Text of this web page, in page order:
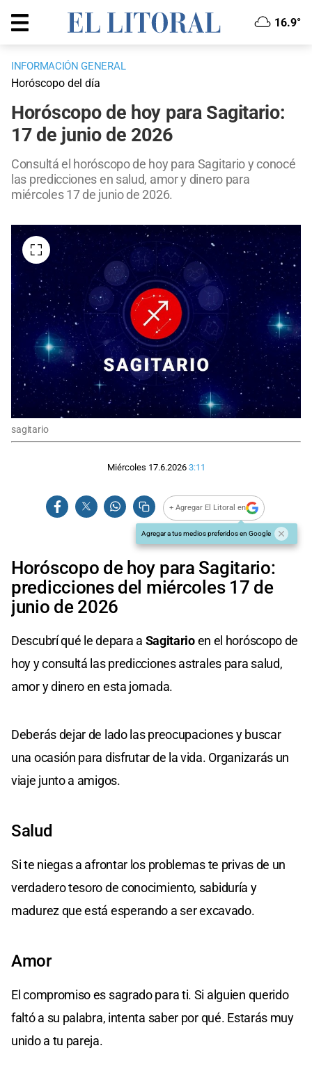
16.9°
INFORMACIÓN GENERAL
Horóscopo del día
Horóscopo de hoy para Sagitario:
17 de junio de 2026
Consultá el horóscopo de hoy para Sagitario y conocé
las predicciones en salud, amor y dinero para
miércoles 17 de junio de 2026.
sagitario
Miércoles 17.6.2026 3:11
+ Agregar El Litoral en
Agregar a tus medios preferidos en Google
Horóscopo de hoy para Sagitario:
predicciones del miércoles 17 de
junio de 2026
Descubrí qué le depara a Sagitarioen el horóscopo de
hoy y consultá las predicciones astrales para salud,
amor y dinero en esta jornada.
Deberás dejar de lado las preocupaciones y buscar
una ocasión para disfrutar de la vida. Organizarás un
viaje junto a amigos.
Salud
Si te niegas a afrontar los problemas te privas de un
verdadero tesoro de conocimiento, sabiduría y
madurez que está esperando a ser excavado.
Amor
El compromiso es sagrado para ti. Si alguien querido
faltó a su palabra, intenta saber por qué. Estarás muy
unido a tu pareja.